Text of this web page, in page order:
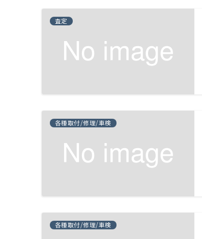
査定
各種取付/修理/車検
各種取付/修理/車検